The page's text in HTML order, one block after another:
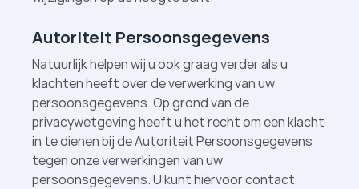
Autoriteit Persoonsgegevens
Natuurlijk helpen wij u ook graag verder als u
klachten heeft over de verwerking van uw
persoonsgegevens. Op grond van de
privacywetgeving heeft u het recht om een klacht
in te dienen bij de Autoriteit Persoonsgegevens
tegen onze verwerkingen van uw
persoonsgegevens. U kunt hiervoor contact